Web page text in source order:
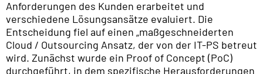
Anforderungen des Kunden erarbeitet und
verschiedene Lösungsansätze evaluiert. Die
Entscheidung fiel auf einen „maßgeschneiderten
Cloud / Outsourcing Ansatz, der von der IT-PS betreut
wird. Zunächst wurde ein Proof of Concept (PoC)
durchgeführt, in dem spezifische Herausforderungen